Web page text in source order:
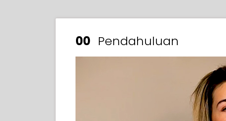
00 Pendahuluan